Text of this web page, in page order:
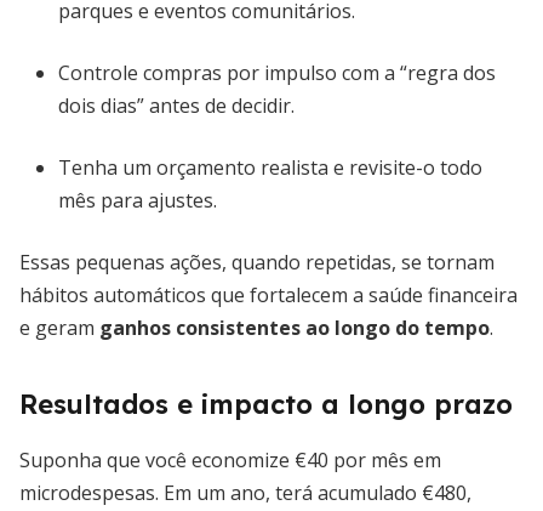
parques e eventos comunitários.
Controle compras por impulso com a “regra dos
dois dias” antes de decidir.
Tenha um orçamento realista e revisite-o todo
mês para ajustes.
Essas pequenas ações, quando repetidas, se tornam
hábitos automáticos que fortalecem a saúde financeira
e geram ganhos consistentes ao longo do tempo.
Resultados e impacto a longo prazo
Suponha que você economize €40 por mês em
microdespesas. Em um ano, terá acumulado €480,